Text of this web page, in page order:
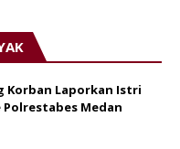
Korban Laporkan Istri
Medan